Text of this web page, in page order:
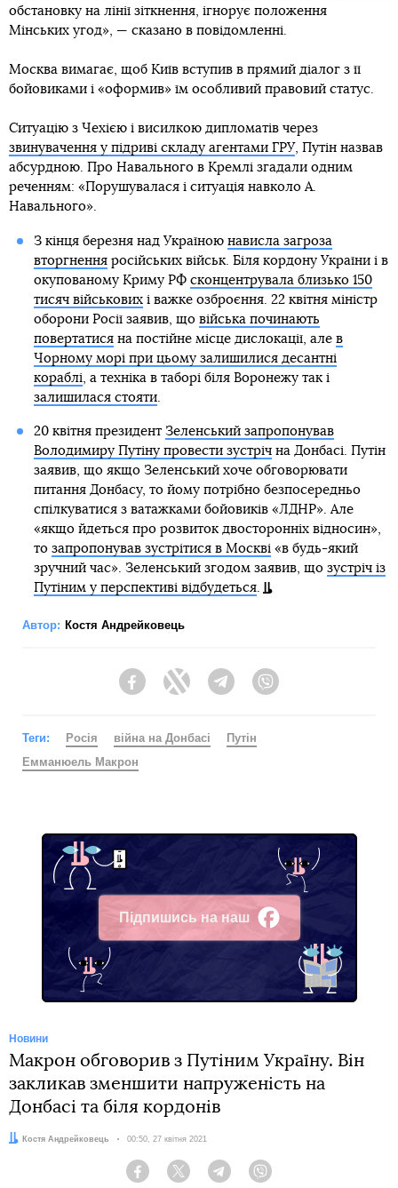
обстановку на лінії зіткнення, ігнорує положення
Мінських угод», — сказано в повідомленні.
Москва вимагає, щоб Київ вступив в прямий діалог з її
бойовиками і «оформив» їм особливий правовий статус.
Ситуацію з Чехією і висилкою дипломатів через
звинувачення у підриві складу агентами ГРУ, Путін назвав
абсурдною. Про Навального в Кремлі згадали одним
реченням: «Порушувалася і ситуація навколо А.
Навального».
З кінця березня над Україною нависла загроза
вторгненняросійських військ. Біля кордону України і в
окупованому Криму РФ сконцентрувала близько 150
тисяч військовихі важке озброєння. 22 квітня міністр
оборони Росії заявив, що війська починають
повертатисяна постійне місце дислокації, але в
Чорному морі при цьому залишилися десантні
кораблі, а техніка в таборі біля Воронежу так і
залишилася стояти.
20 квітня президент Зеленський запропонував
Володимиру Путіну провести зустрічна Донбасі. Путін
заявив, що якщо Зеленський хоче обговорювати
питання Донбасу, то йому потрібно безпосередньо
спілкуватися з ватажками бойовиків «ЛДНР». Але
«якщо йдеться про розвиток двосторонніх відносин»,
то запропонував зустрітися в Москві«в будь-який
зручний час». Зеленський згодом заявив, що зустріч із
Путіним у перспективі відбудеться.
Автор: Костя Андрейковець
FacebookTwitter Telegram
Теги: Росія війна на Донбасі
Путін
Емманюель Макрон
Підпишись на наш
Facebook
Новини
Макрон обговорив з Путіним Україну. Він
закликав зменшити напруженість на
Донбасі та біля кордонів
Автор:Костя Андрейковець Дата:
00:50, 27 квітня 2021
Facebook Twitter Telegram